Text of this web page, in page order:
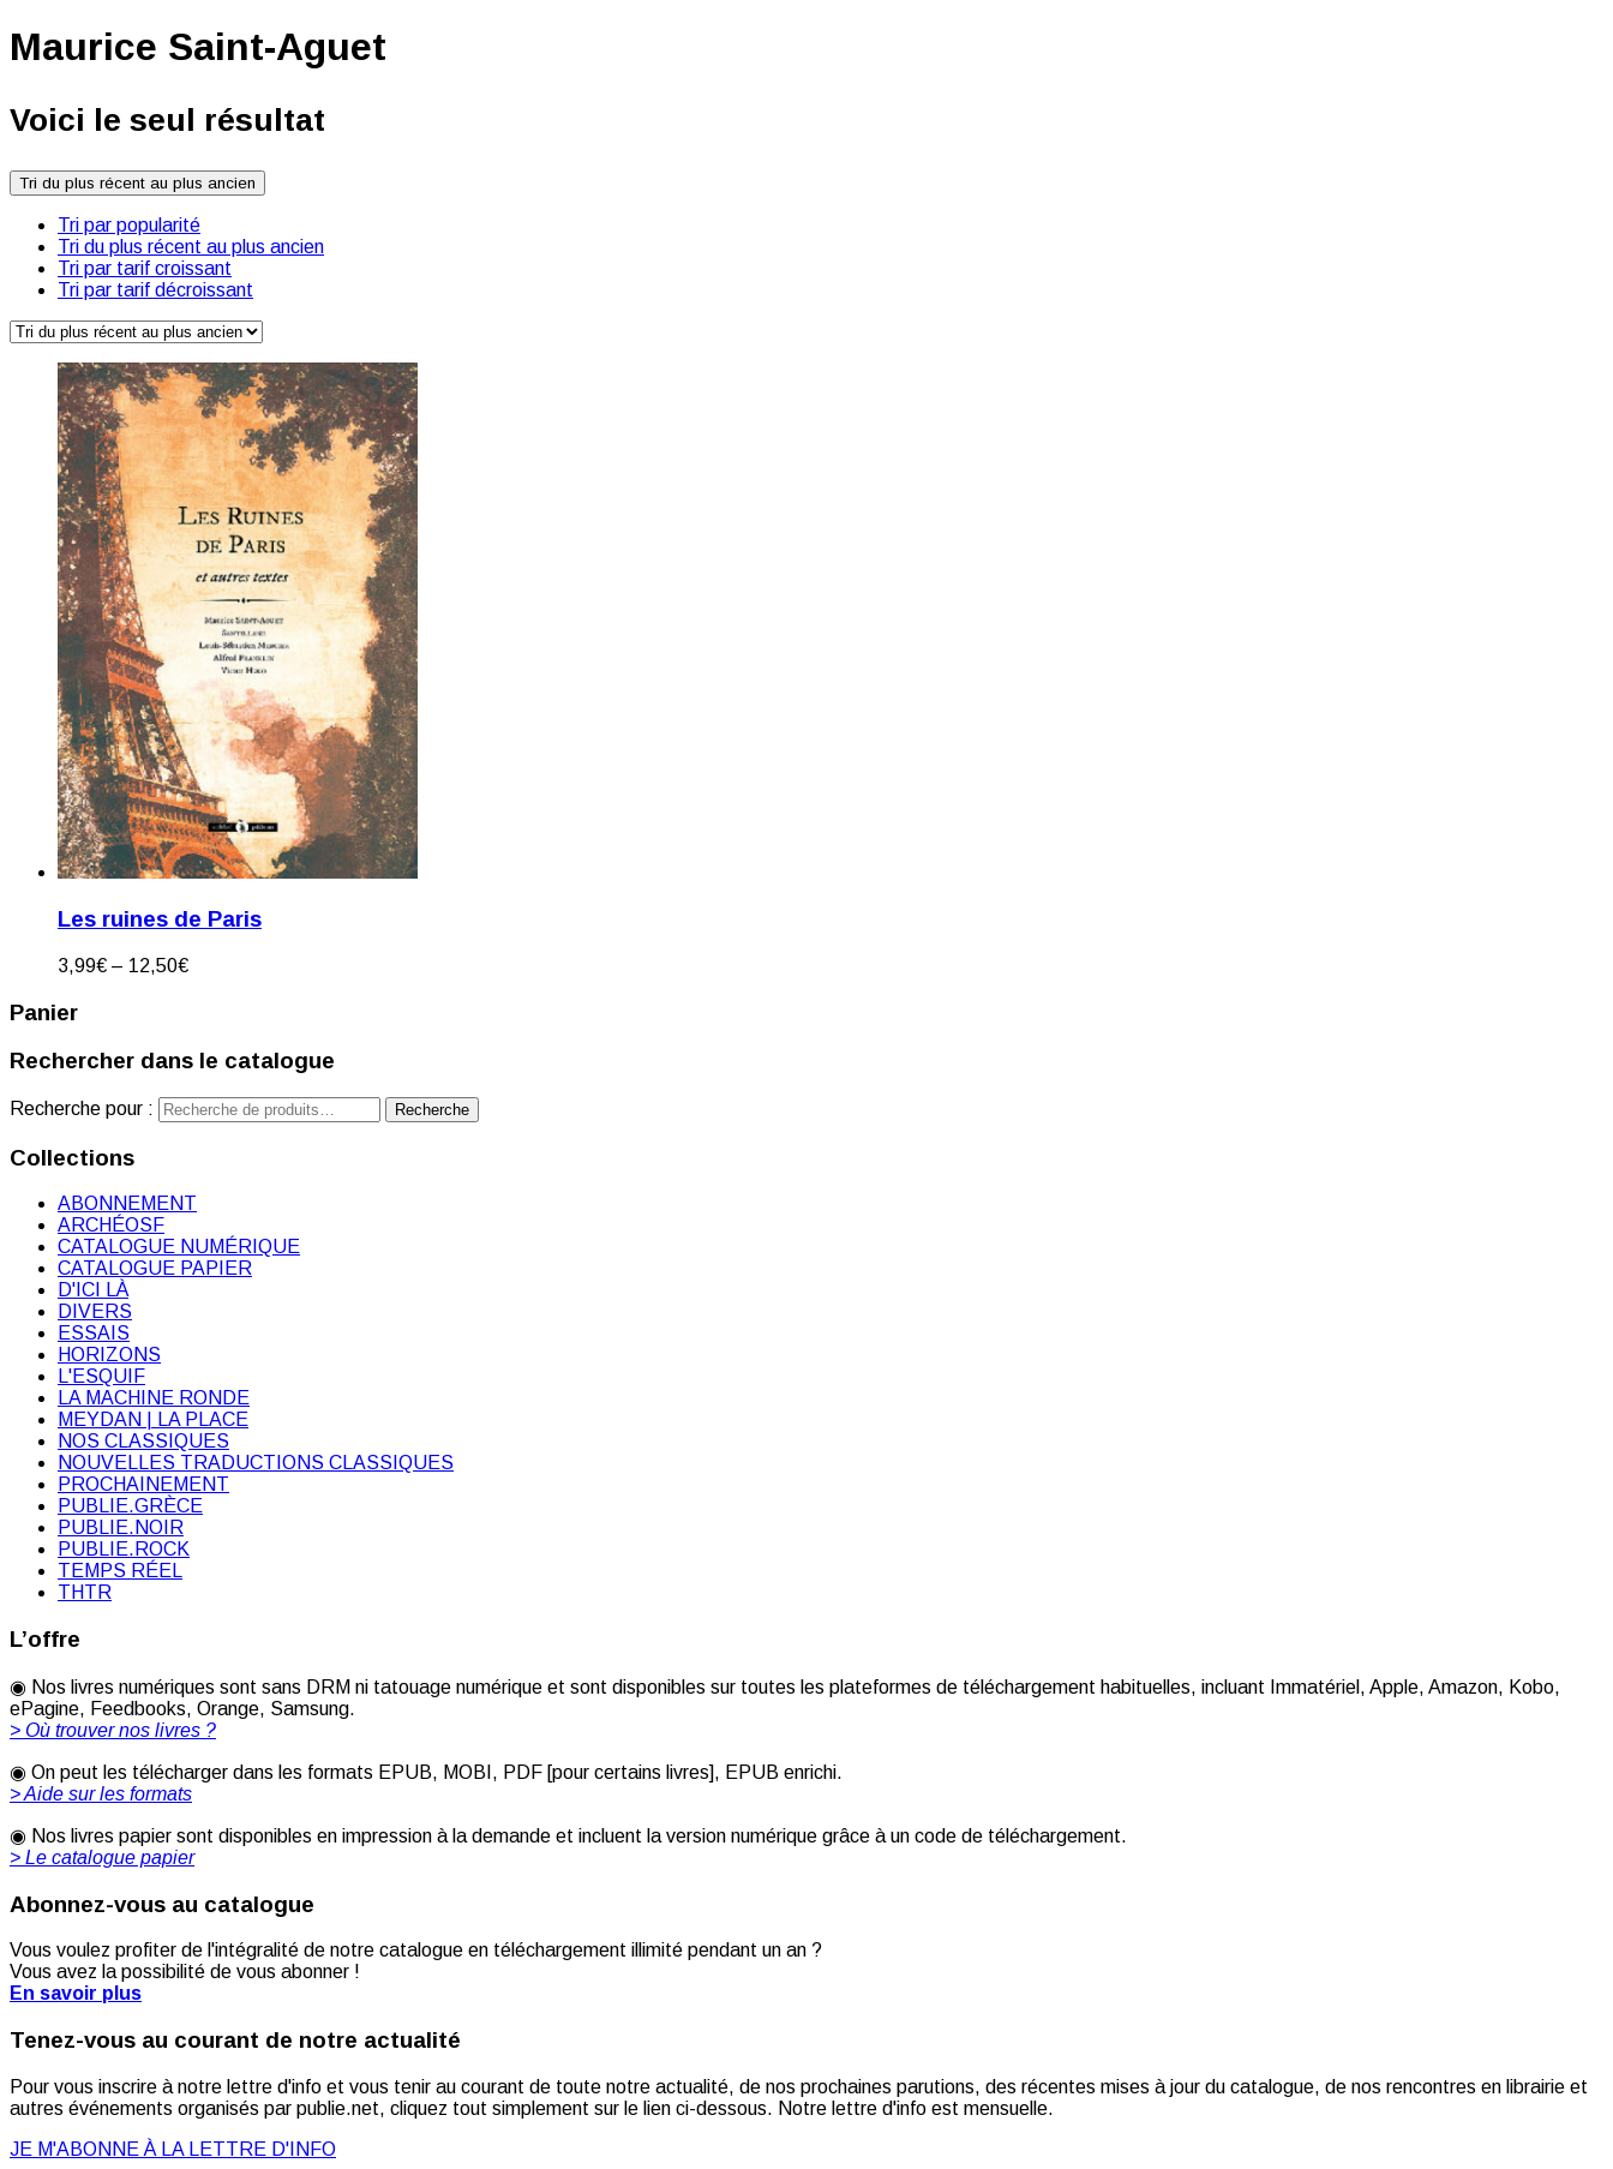
Maurice Saint-Aguet
Voici le seul résultat
Tri du plus récent au plus ancien
Tri par popularité
Tri du plus récent au plus ancien
Tri par tarif croissant
Tri par tarif décroissant
Les ruines de Paris
3,99€ – 12,50€
Panier
Rechercher dans le catalogue
Recherche pour : Recherche
Collections
ABONNEMENT
ARCHÉOSF
CATALOGUE NUMÉRIQUE
CATALOGUE PAPIER
D'ICI LÀ
DIVERS
ESSAIS
HORIZONS
L'ESQUIF
LA MACHINE RONDE
MEYDAN | LA PLACE
NOS CLASSIQUES
NOUVELLES TRADUCTIONS CLASSIQUES
PROCHAINEMENT
PUBLIE.GRÈCE
PUBLIE.NOIR
PUBLIE.ROCK
TEMPS RÉEL
THTR
L’offre
◉ Nos livres numériques sont sans DRM ni tatouage numérique et sont disponibles sur toutes les plateformes de téléchargement habituelles, incluant Immatériel, Apple, Amazon, Kobo,
ePagine, Feedbooks, Orange, Samsung.
> Où trouver nos livres ?
◉ On peut les télécharger dans les formats EPUB, MOBI, PDF [pour certains livres], EPUB enrichi.
> Aide sur les formats
◉ Nos livres papier sont disponibles en impression à la demande et incluent la version numérique grâce à un code de téléchargement.
> Le catalogue papier
Abonnez-vous au catalogue
Vous voulez profiter de l'intégralité de notre catalogue en téléchargement illimité pendant un an ?
Vous avez la possibilité de vous abonner !
En savoir plus
Tenez-vous au courant de notre actualité
Pour vous inscrire à notre lettre d'info et vous tenir au courant de toute notre actualité, de nos prochaines parutions, des récentes mises à jour du catalogue, de nos rencontres en librairie et
autres événements organisés par publie.net, cliquez tout simplement sur le lien ci-dessous. Notre lettre d'info est mensuelle.
JE M'ABONNE À LA LETTRE D'INFO